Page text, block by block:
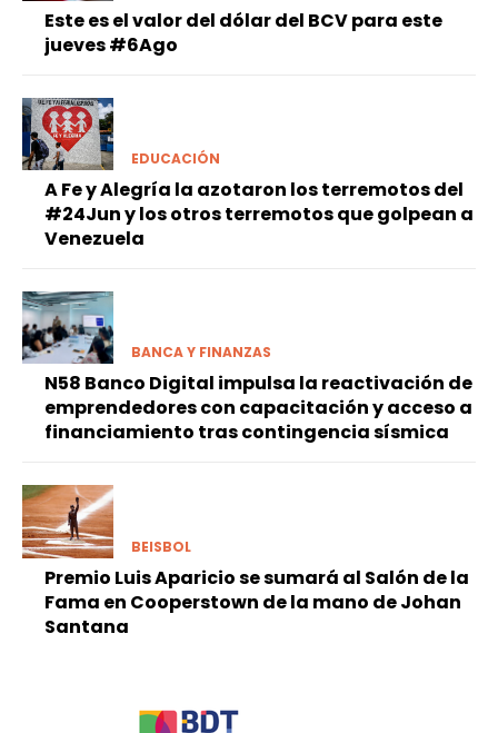
Este es el valor del dólar del BCV para este
jueves #6Ago
EDUCACIÓN
A Fe y Alegría la azotaron los terremotos del
#24Jun y los otros terremotos que golpean a
Venezuela
BANCA Y FINANZAS
N58 Banco Digital impulsa la reactivación de
emprendedores con capacitación y acceso a
financiamiento tras contingencia sísmica
BEISBOL
Premio Luis Aparicio se sumará al Salón de la
Fama en Cooperstown de la mano de Johan
Santana